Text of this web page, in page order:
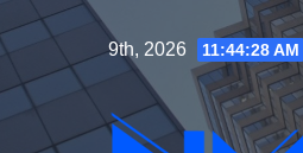
11:44:29 AM